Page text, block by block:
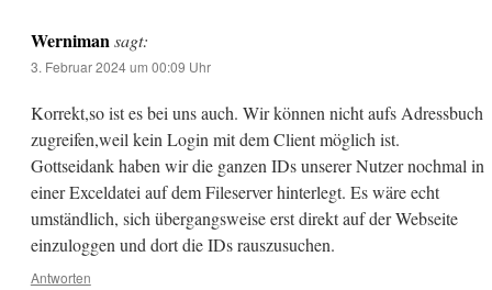
Werniman sagt:
3. Februar 2024 um 00:09 Uhr
Korrekt,so ist es bei uns auch. Wir können nicht aufs Adressbuch
zugreifen,weil kein Login mit dem Client möglich ist.
Gottseidank haben wir die ganzen IDs unserer Nutzer nochmal in
einer Exceldatei auf dem Fileserver hinterlegt. Es wäre echt
umständlich, sich übergangsweise erst direkt auf der Webseite
einzuloggen und dort die IDs rauszusuchen.
Antworten